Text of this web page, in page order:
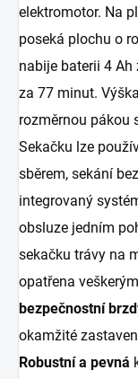
elektromotor. Na
poseká plochu o
nabije baterii 4
za 77 minut.
rozměrnou pákou
Sekačku lze
sběrem, sekání
integrovaný
obsluze jedním
sekačku trávy na
opatřena
bezpečnostní
okamžité
Robustní a pevná